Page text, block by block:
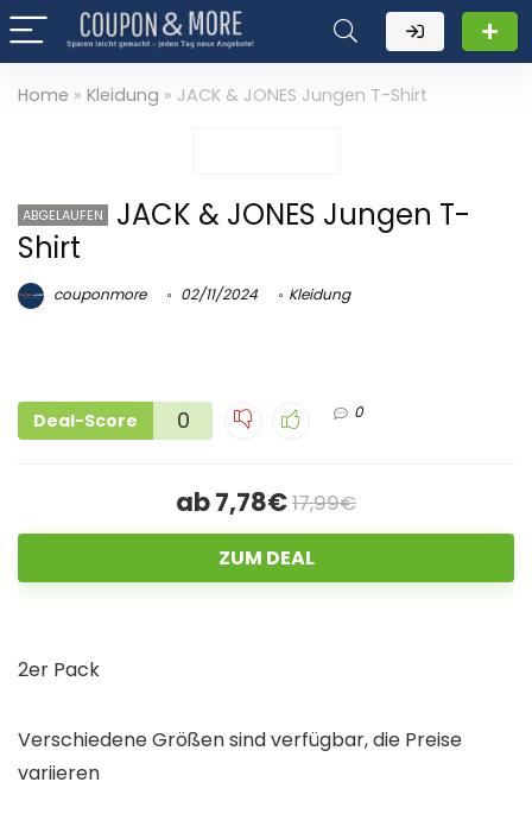
Home » Kleidung » JACK & JONES Jungen T-Shirt
ABGELAUFEN
JACK & JONES Jungen T-
Shirt
couponmore 02/11/2024 Kleidung
Deal-Score 0 0
ab 7,78€17,99€
ZUM DEAL
2er Pack
Verschiedene Größen sind verfügbar, die Preise
variieren